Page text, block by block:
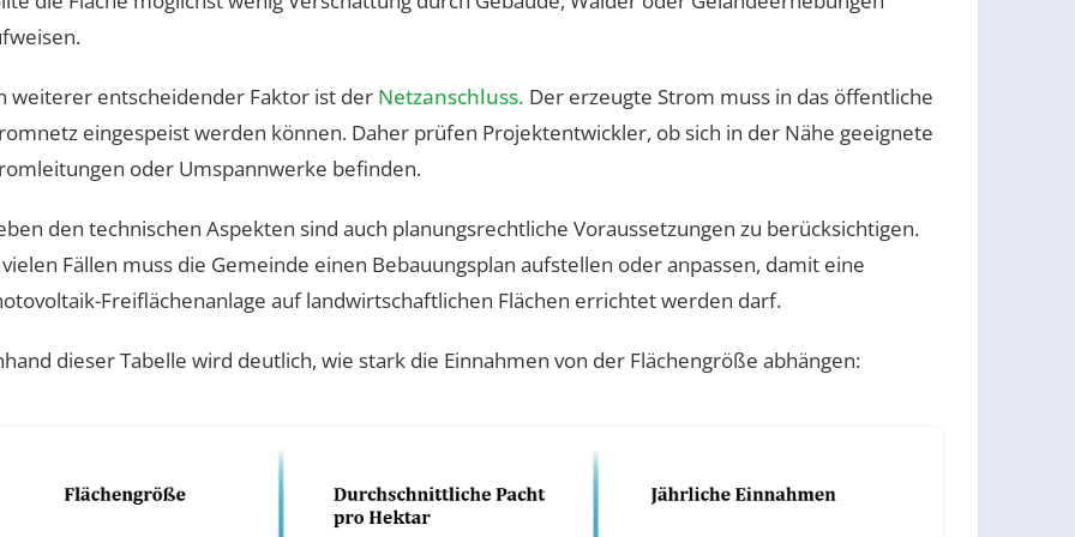
weiterer entscheidender Faktor ist der Netzanschluss. Der erzeugte Strom muss in das öffentliche
eingespeist werden können. Daher prüfen Projektentwickler, ob sich in der Nähe geeignete
oder Umspannwerke befinden.
den technischen Aspekten sind auch planungsrechtliche Voraussetzungen zu berücksichtigen.
Fällen muss die Gemeinde einen Bebauungsplan aufstellen oder anpassen, damit eine
Freiflächenanlage auf landwirtschaftlichen Flächen errichtet werden darf.
dieser Tabelle wird deutlich, wie stark die Einnahmen von der Flächengröße abhängen: